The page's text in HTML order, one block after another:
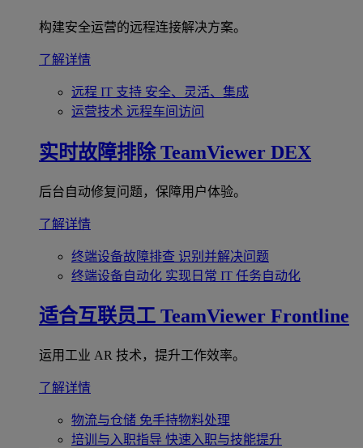
构建安全运营的远程连接解决方案。
了解详情
远程 IT 支持 安全、灵活、集成
运营技术 远程车间访问
实时故障排除 TeamViewer DEX
后台自动修复问题，保障用户体验。
了解详情
终端设备故障排查 识别并解决问题
终端设备自动化 实现日常 IT 任务自动化
适合互联员工 TeamViewer Frontline
运用工业 AR 技术，提升工作效率。
了解详情
物流与仓储 免手持物料处理
培训与入职指导 快速入职与技能提升